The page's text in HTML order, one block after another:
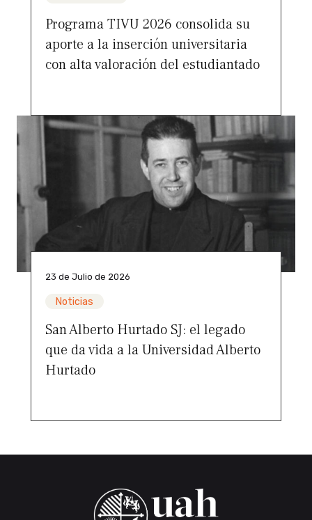
Programa TIVU 2026 consolida su
aporte a la inserción universitaria
con alta valoración del estudiantado
23 de Julio de 2026
Noticias
San Alberto Hurtado SJ: el legado
que da vida a la Universidad Alberto
Hurtado